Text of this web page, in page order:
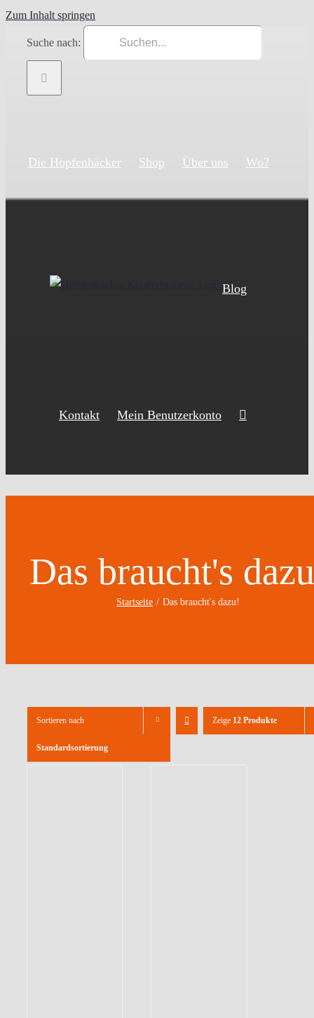
Zum Inhalt springen
Suche nach:
Die Hopfenhäcker Shop Über uns Wo?
Blog
Kontakt Mein Benutzerkonto
Das braucht's
Startseite Das braucht's dazu!
Sortieren nach
Standardsortierung
Zeige 12 Produkte